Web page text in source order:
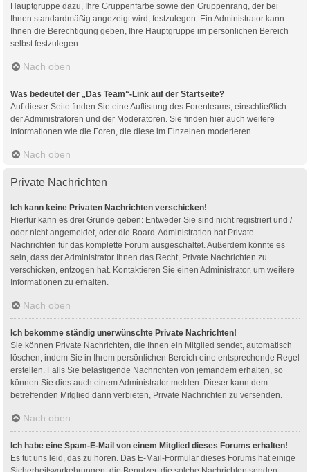
Hauptgruppe dazu, Ihre Gruppenfarbe sowie den Gruppenrang, der bei
Ihnen standardmäßig angezeigt wird, festzulegen. Ein Administrator kann
Ihnen die Berechtigung geben, Ihre Hauptgruppe im persönlichen Bereich
selbst festzulegen.
Nach oben
Was bedeutet der „Das Team“-Link auf der Startseite?
Auf dieser Seite finden Sie eine Auflistung des Forenteams, einschließlich
der Administratoren und der Moderatoren. Sie finden hier auch weitere
Informationen wie die Foren, die diese im Einzelnen moderieren.
Nach oben
Private Nachrichten
Ich kann keine Privaten Nachrichten verschicken!
Hierfür kann es drei Gründe geben: Entweder Sie sind nicht registriert und /
oder nicht angemeldet, oder die Board-Administration hat Private
Nachrichten für das komplette Forum ausgeschaltet. Außerdem könnte es
sein, dass der Administrator Ihnen das Recht, Private Nachrichten zu
verschicken, entzogen hat. Kontaktieren Sie einen Administrator, um weitere
Informationen zu erhalten.
Nach oben
Ich bekomme ständig unerwünschte Private Nachrichten!
Sie können Private Nachrichten, die Ihnen ein Mitglied sendet, automatisch
löschen, indem Sie in Ihrem persönlichen Bereich eine entsprechende Regel
erstellen. Falls Sie belästigende Nachrichten von jemandem erhalten, so
können Sie dies auch einem Administrator melden. Dieser kann dem
betreffenden Mitglied dann verbieten, Private Nachrichten zu versenden.
Nach oben
Ich habe eine Spam-E-Mail von einem Mitglied dieses Forums erhalten!
Es tut uns leid, das zu hören. Das E-Mail-Formular dieses Forums hat einige